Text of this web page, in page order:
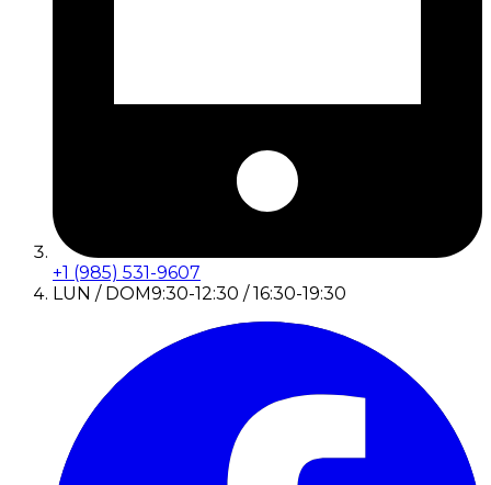
+1 (985) 531-9607
LUN / DOM9:30-12:30 / 16:30-19:30